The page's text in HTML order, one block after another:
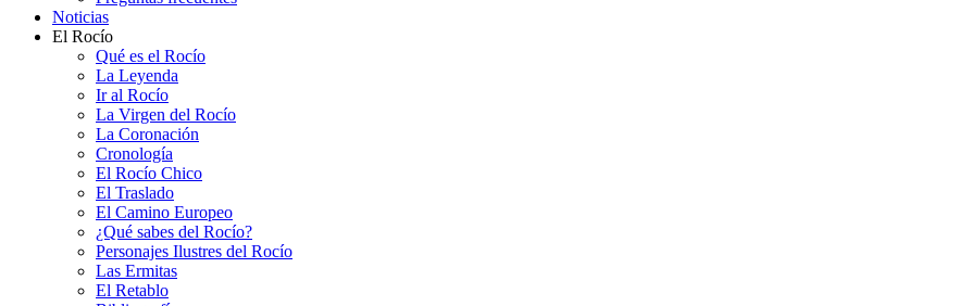
Noticias
El Rocío
Qué es el Rocío
La Leyenda
Ir al Rocío
La Virgen del Rocío
La Coronación
Cronología
El Rocío Chico
El Traslado
El Camino Europeo
¿Qué sabes del Rocío?
Personajes Ilustres del Rocío
Las Ermitas
El Retablo